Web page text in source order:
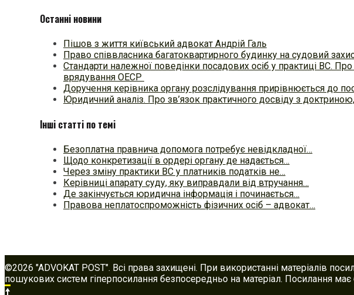
Останні новини
Пішов з життя київський адвокат Андрій Галь
Право співвласника багатоквартирного будинку на судовий
Стандарти належної поведінки посадових осіб у практиці ВC.
врядування ОЕСР
Доручення керівника органу розслідування прирівнюється до
Юридичний аналіз. Про зв’язок практичного досвіду з
Інші статті по темі
Безоплатна правнича допомога потребує невідкладної…
Щодо конкретизації в ордері органу де надається…
Через зміну практики ВС у платників податків не…
Керівниці апарату суду, яку виправдали від втручання…
Де закінчується юридична інформація і починається…
Правова неплатоспроможність фізичних осіб – адвокат…
©2026 "ADVOKAT POST". Всі права захищені. При використанні матеріалів
пошукових систем гіперпосилання безпосередньо на матеріал. Посилання